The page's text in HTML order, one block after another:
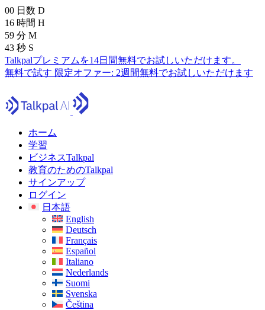
00 日数 D
16 時間 H
59 分 M
41 秒 S
Talkpalプレミアムを14日間無料でお試しいただけます。
無料で試す 限定オファー: 2週間無料でお試しいただけます
ホーム
学習
ビジネスTalkpal
教育のためのTalkpal
サインアップ
ログイン
日本語
English
Deutsch
Français
Español
Italiano
Nederlands
Suomi
Svenska
Čeština